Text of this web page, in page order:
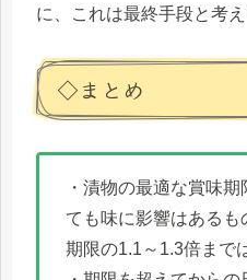
に、これは最終手段と考え
◇まとめ
・漬物の最適な賞味
ても味に影響はある
期限の1.1～1.3倍まで